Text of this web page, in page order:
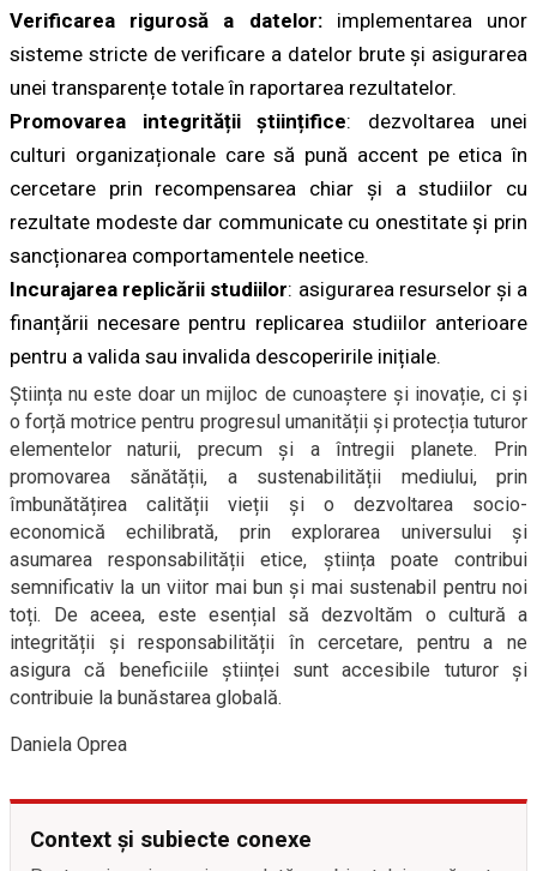
Verificarea rigurosă a datelor:implementarea unor
sisteme stricte de verificare a datelor brute și asigurarea
unei transparențe totale în raportarea rezultatelor.
Promovarea integrității științifice: dezvoltarea unei
culturi organizaționale care să pună accent pe etica în
cercetare prin recompensarea chiar și a studiilor cu
rezultate modeste dar communicate cu onestitate și prin
sancționarea comportamentele neetice.
Incurajarea replicării studiilor: asigurarea resurselor și a
finanțării necesare pentru replicarea studiilor anterioare
pentru a valida sau invalida descoperirile inițiale.
Știința nu este doar un mijloc de cunoaștere și inovație, ci și
o forță motrice pentru progresul umanității și protecția tuturor
elementelor naturii, precum și a întregii planete. Prin
promovarea sănătății, a sustenabilității mediului, prin
îmbunătățirea calității vieții și o dezvoltarea socio-
economică echilibrată, prin explorarea universului și
asumarea responsabilității etice, știința poate contribui
semnificativ la un viitor mai bun și mai sustenabil pentru noi
toți. De aceea, este esențial să dezvoltăm o cultură a
integrității și responsabilității în cercetare, pentru a ne
asigura că beneficiile științei sunt accesibile tuturor și
contribuie la bunăstarea globală.
Daniela Oprea
Context și subiecte conexe